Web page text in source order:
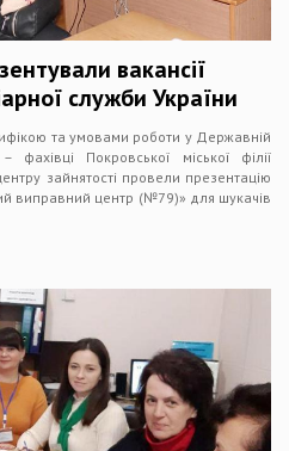
вакансії
служби України
та умовами роботи у Державній
фахівці Покровської міської філії
зайнятості провели презентацію
виправний центр (№79)» для шукачів